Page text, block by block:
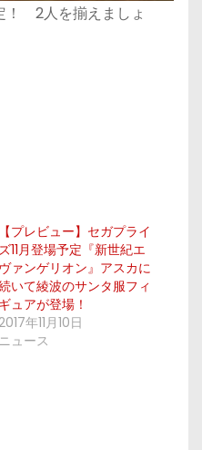
！ 2人を揃えましょ
【プレビュー】セガプライ
ズ11月登場予定『新世紀エ
ヴァンゲリオン』アスカに
いて綾波のサンタ服フィ
ギュアが登場！
2017年11月10日
ニュース